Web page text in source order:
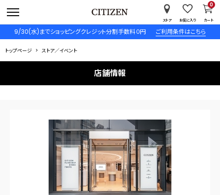
9/30(水)までショッピングクレジット分割手数料０円 ご利用条件はこちら
ストア お気に入り カート
0
トップページ ストア／イベント
店舗情報